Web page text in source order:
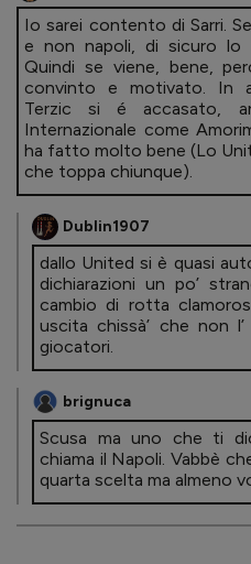
Io sarei contento di Sarri.
e non napoli, di sicuro lo
Quindi se viene, bene,
convinto e motivato. In
Terzic si é accasato,
Internazionale come
ha fatto molto bene (Lo
che toppa chiunque).
Dublin1907
dallo United si è quasi
dichiarazioni un po’
cambio di rotta
uscita chissà’ che non
giocatori.
brignuca
Scusa ma uno che ti
chiama il Napoli. Vabbè
quarta scelta ma almeno